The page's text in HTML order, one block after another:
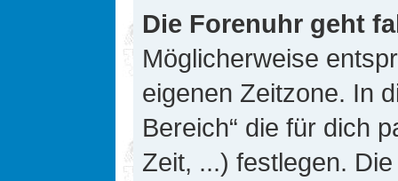
Die Forenuhr geht
Möglicherweise
eigenen Zeitzone. In
Bereich“ die für dich
Zeit, ...) festlegen.